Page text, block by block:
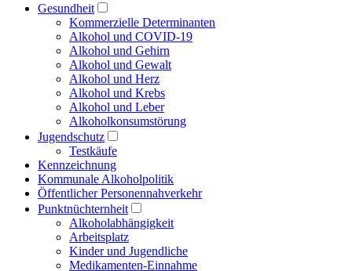
Gesundheit
Kommerzielle Determinanten
Alkohol und COVID-19
Alkohol und Gehirn
Alkohol und Gewalt
Alkohol und Herz
Alkohol und Krebs
Alkohol und Leber
Alkoholkonsumstörung
Jugendschutz
Testkäufe
Kennzeichnung
Kommunale Alkoholpolitik
Öffentlicher Personennahverkehr
Punktnüchternheit
Alkoholabhängigkeit
Arbeitsplatz
Kinder und Jugendliche
Medikamenten-Einnahme